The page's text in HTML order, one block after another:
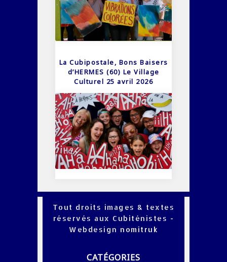
La Cubipostale, Bons Baisers
d’HERMES (60) Le Village
Culturel 25 avril 2026
Tout droits images & textes
réservés aux Cubiténistes -
Webdesign nomitruk
CATÉGORIES